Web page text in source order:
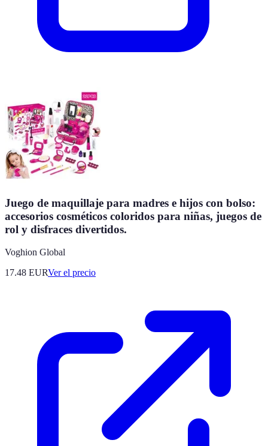
Juego de maquillaje para madres e hijos con bolso:
accesorios cosméticos coloridos para niñas, juegos de
rol y disfraces divertidos.
Voghion Global
17.48 EURVer el precio